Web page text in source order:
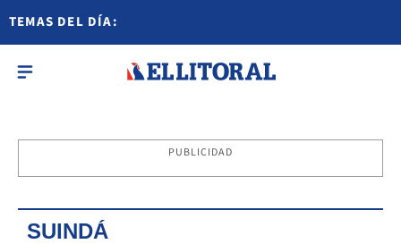
TEMAS DEL DÍA:
PUBLICIDAD
SUINDÁ